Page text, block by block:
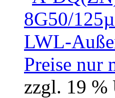
Preise nur
zzgl. 19 %